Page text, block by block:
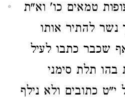
טמאים כו' וא"ת
נשר להתיר אותו
שכבר כתבו לעיל
בהו תלת סימני
י"ט כתובים ולא נילף